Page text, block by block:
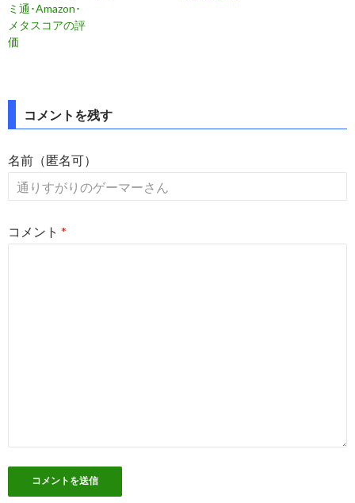
ミ通･Amazon･
メタスコアの評
価
投
ナ
ビ
ゲ
ー
コメントを残す
名前（匿名可）
コメント *